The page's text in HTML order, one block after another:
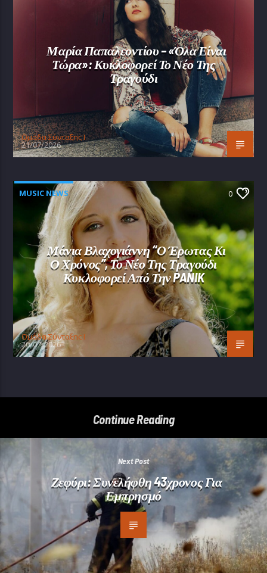
Μαρία Παπαλεοντίου – «Όλα Είναι
Τώρα»: Κυκλοφορεί Το Νέο Της
Τραγούδι
Oμάδα Σύνταξης Ι
21/07/2026
MUSIC NEWS 0
Μάνια Βλαχογιάννη “Ο Έρωτας Κι
Ο Χρόνος”, Το Νέο Της Τραγούδι
Κυκλοφορεί Από Την PANIK
Oμάδα Σύνταξης Ι
20/07/2026
Continue Reading
Next Post
Ζεφύρι: Συνελήφθη 43χρονος Για
Εμπρησμό